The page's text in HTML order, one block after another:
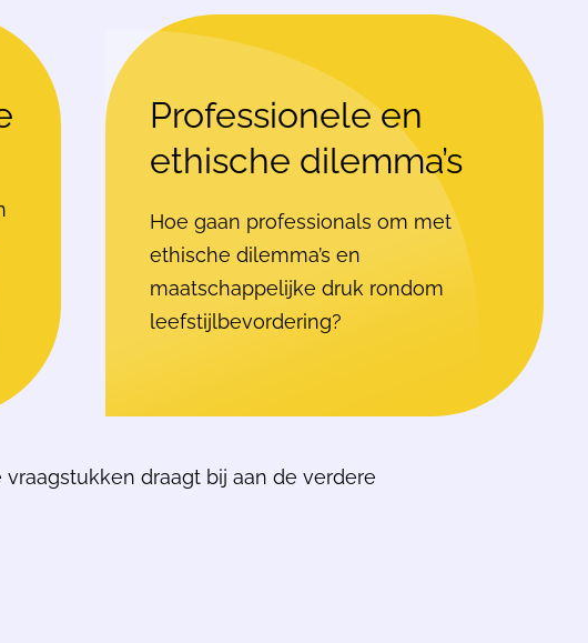
Professionele en
ethische dilemma’s
Hoe gaan professionals om met
ethische dilemma’s en
maatschappelijke druk rondom
leefstijlbevordering?
draagt bij aan de verdere